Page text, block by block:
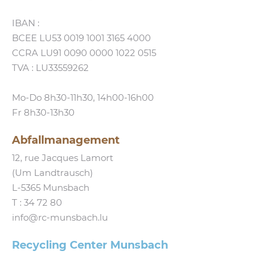
IBAN :
BCEE LU53 0019 1001 3165 4000
CCRA LU91 0090 0000 1022 0515
TVA : LU33559262
Mo-Do 8h30-11h30, 14h00-16h00
Fr 8h30-13h30
Abfallmanagement
12, rue Jacques Lamort
(Um Landtrausch)
L‑5365 Munsbach
T : 34 72 80
info@​rc-​munsbach.​lu
Recycling Center Munsbach